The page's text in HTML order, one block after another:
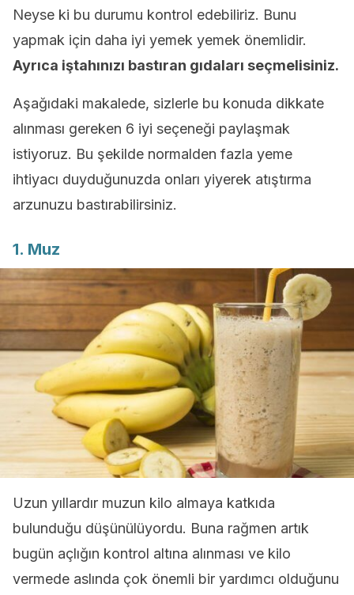
Neyse ki bu durumu kontrol edebiliriz. Bunu
yapmak için daha iyi yemek yemek önemlidir.
Ayrıca iştahınızı bastıran gıdaları seçmelisiniz.
Aşağıdaki makalede, sizlerle bu konuda dikkate
alınması gereken 6 iyi seçeneği paylaşmak
istiyoruz. Bu şekilde normalden fazla yeme
ihtiyacı duyduğunuzda onları yiyerek atıştırma
arzunuzu bastırabilirsiniz.
1. Muz
Uzun yıllardır muzun kilo almaya katkıda
bulunduğu düşünülüyordu. Buna rağmen artık
bugün açlığın kontrol altına alınması ve kilo
vermede aslında çok önemli bir yardımcı olduğunu